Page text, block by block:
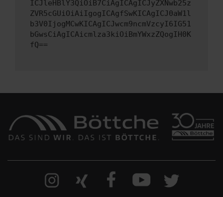
ICJleHBlY3QiOiB7CiAgICAgICJyZXNwb25z
ZVR5cGUiOiAiIgogICAgfSwKICAgICJ0aW1l
b3V0IjogMCwKICAgICJwcm9ncmVzcyI6IG51
bGwsCiAgICAicmlza3kiOiBmYWxzZQogIH0K
fQ==